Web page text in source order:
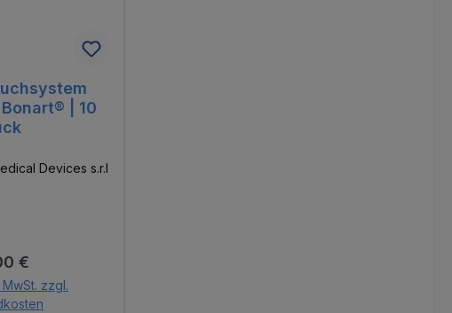
| 10
Devices s.r.l
Preis:
€
zzgl.